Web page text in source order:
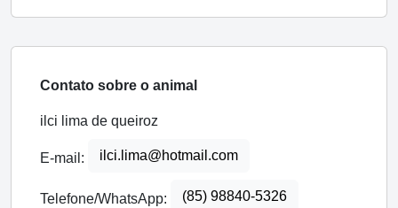
Contato sobre o animal
ilci lima de queiroz
E-mail: ilci.lima@hotmail.com
Telefone/WhatsApp: (85) 98840-5326